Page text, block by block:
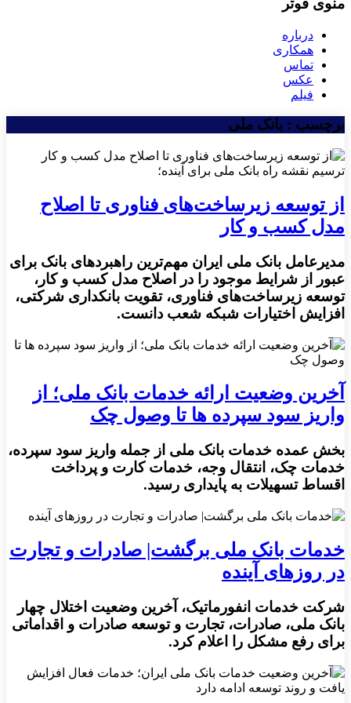
منوی فوتر
درباره
همکاری
تماس
عکس
فیلم
برچسب : بانک ملی
ترسیم نقشه راه بانک ملی برای آینده؛
از توسعه زیرساخت‌های فناوری تا اصلاح
مدل کسب و کار
مدیرعامل بانک ملی ایران مهم‌ترین راهبردهای بانک برای
عبور از شرایط موجود را در اصلاح مدل کسب‌ و کار،
توسعه زیرساخت‌های فناوری، تقویت بانکداری شرکتی،
افزایش اختیارات شبکه شعب دانست.
آخرین وضعیت ارائه خدمات بانک ملی؛ از
واریز سود سپرده ها تا وصول چک
بخش عمده خدمات بانک ملی از جمله واریز سود سپرده،
خدمات چک، انتقال وجه، خدمات کارت و پرداخت
اقساط تسهیلات به پایداری رسید.
خدمات بانک ملی برگشت| صادرات و تجارت
در روزهای آینده
شرکت خدمات انفورماتیک، آخرین وضعیت اختلال چهار
بانک ملی، صادرات، تجارت و توسعه صادرات و اقداماتی
برای رفع مشکل را اعلام کرد.